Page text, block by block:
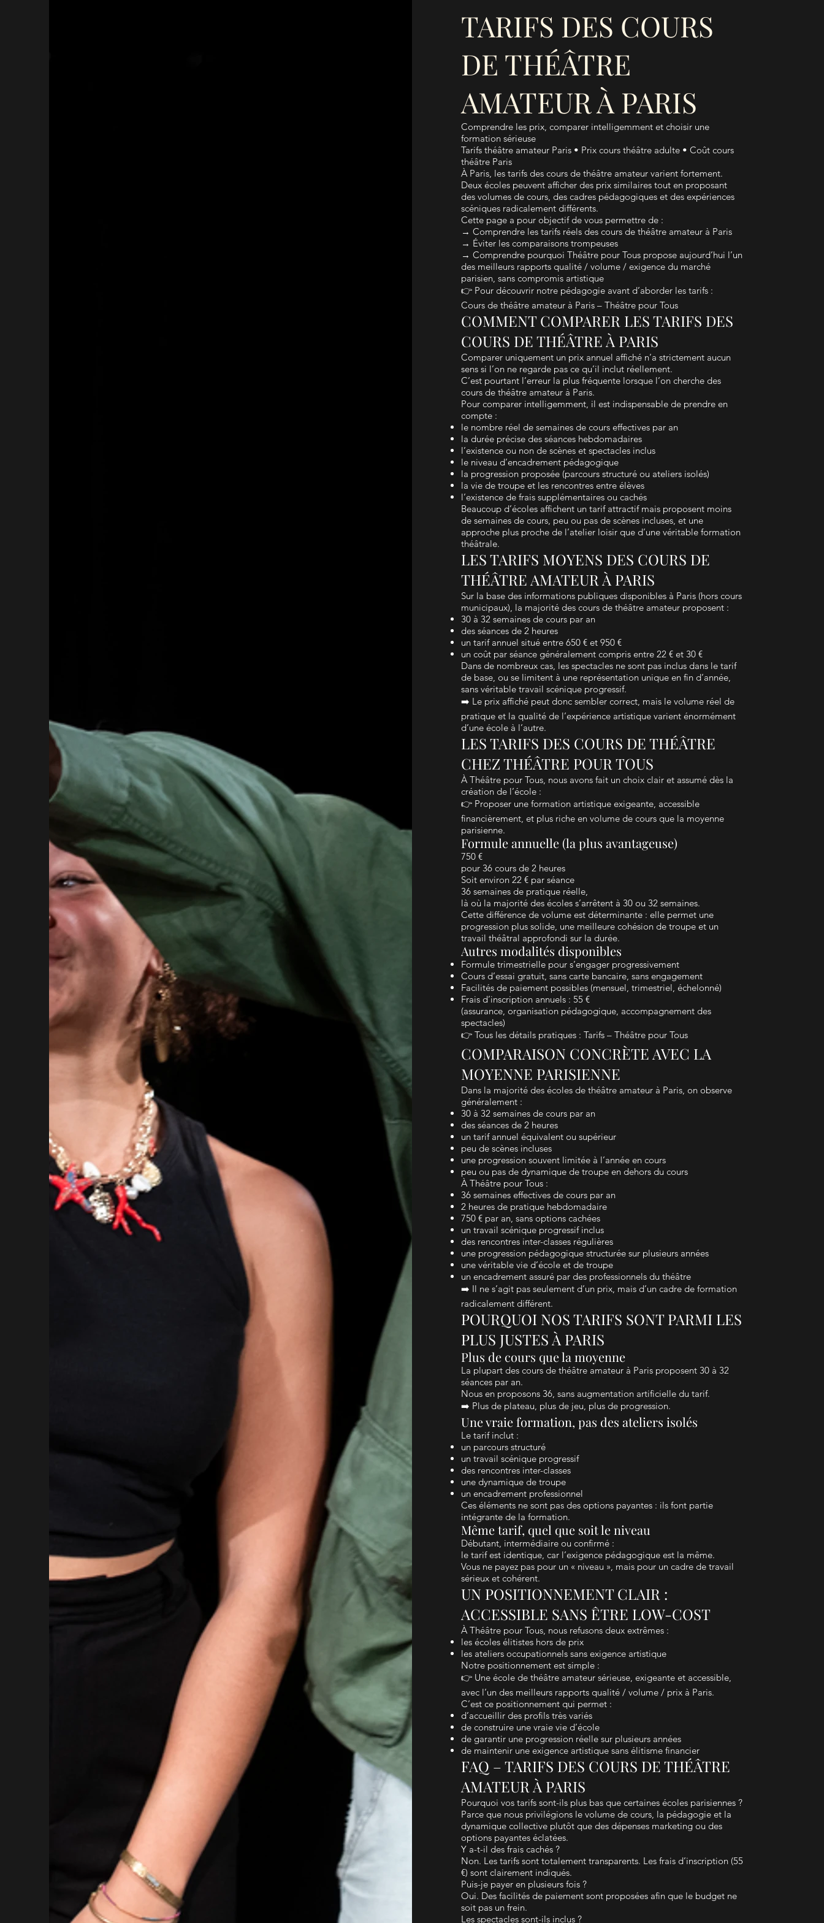
TARIFS DES COURS
DE THÉÂTRE
AMATEUR À PARIS
Comprendre les prix, comparer intelligemment et choisir une
formation sérieuse
Tarifs théâtre amateur Paris • Prix cours théâtre adulte • Coût cours
théâtre Paris
À Paris, les tarifs des cours de théâtre amateur varient fortement.
Deux écoles peuvent afficher des prix similaires tout en proposant
des volumes de cours, des cadres pédagogiques et des expériences
scéniques radicalement différents.
Cette page a pour objectif de vous permettre de :
→ Comprendre les tarifs réels des cours de théâtre amateur à Paris
→ Éviter les comparaisons trompeuses
→ Comprendre pourquoi Théâtre pour Tous propose aujourd’hui l’un
des meilleurs rapports qualité / volume / exigence du marché
parisien, sans compromis artistique
👉 Pour découvrir notre pédagogie avant d’aborder les tarifs :
Cours de théâtre amateur à Paris – Théâtre pour Tous
COMMENT COMPARER LES TARIFS DES
COURS DE THÉÂTRE À PARIS
Comparer uniquement un prix annuel affiché n’a strictement aucun
sens si l’on ne regarde pas ce qu’il inclut réellement.
C’est pourtant l’erreur la plus fréquente lorsque l’on cherche des
cours de théâtre amateur à Paris.
Pour comparer intelligemment, il est indispensable de prendre en
compte :
le nombre réel de semaines de cours effectives par an
la durée précise des séances hebdomadaires
l’existence ou non de scènes et spectacles inclus
le niveau d’encadrement pédagogique
la progression proposée (parcours structuré ou ateliers isolés)
la vie de troupe et les rencontres entre élèves
l’existence de frais supplémentaires ou cachés
Beaucoup d’écoles affichent un tarif attractif mais proposent moins
de semaines de cours, peu ou pas de scènes incluses, et une
approche plus proche de l’atelier loisir que d’une véritable formation
théâtrale.
LES TARIFS MOYENS DES COURS DE
THÉÂTRE AMATEUR À PARIS
Sur la base des informations publiques disponibles à Paris (hors cours
municipaux), la majorité des cours de théâtre amateur proposent :
30 à 32 semaines de cours par an
des séances de 2 heures
un tarif annuel situé entre 650 € et 950 €
un coût par séance généralement compris entre 22 € et 30 €
Dans de nombreux cas, les spectacles ne sont pas inclus dans le tarif
de base, ou se limitent à une représentation unique en fin d’année,
sans véritable travail scénique progressif.
➡️ Le prix affiché peut donc sembler correct, mais le volume réel de
pratique et la qualité de l’expérience artistique varient énormément
d’une école à l’autre.
LES TARIFS DES COURS DE THÉÂTRE
CHEZ THÉÂTRE POUR TOUS
À Théâtre pour Tous, nous avons fait un choix clair et assumé dès la
création de l’école :
👉 Proposer une formation artistique exigeante, accessible
financièrement, et plus riche en volume de cours que la moyenne
parisienne.
Formule annuelle (la plus avantageuse)
750 €
pour 36 cours de 2 heures
Soit environ 22 € par séance
36 semaines de pratique réelle,
là où la majorité des écoles s’arrêtent à 30 ou 32 semaines.
Cette différence de volume est déterminante : elle permet une
progression plus solide, une meilleure cohésion de troupe et un
travail théâtral approfondi sur la durée.
Autres modalités disponibles
Formule trimestrielle pour s’engager progressivement
Cours d’essai gratuit, sans carte bancaire, sans engagement
Facilités de paiement possibles (mensuel, trimestriel, échelonné)
Frais d’inscription annuels : 55 €
(assurance, organisation pédagogique, accompagnement des
spectacles)
👉 Tous les détails pratiques : Tarifs – Théâtre pour Tous
COMPARAISON CONCRÈTE AVEC LA
MOYENNE PARISIENNE
Dans la majorité des écoles de théâtre amateur à Paris, on observe
généralement :
30 à 32 semaines de cours par an
des séances de 2 heures
un tarif annuel équivalent ou supérieur
peu de scènes incluses
une progression souvent limitée à l’année en cours
peu ou pas de dynamique de troupe en dehors du cours
À Théâtre pour Tous :
36 semaines effectives de cours par an
2 heures de pratique hebdomadaire
750 € par an, sans options cachées
un travail scénique progressif inclus
des rencontres inter-classes régulières
une progression pédagogique structurée sur plusieurs années
une véritable vie d’école et de troupe
un encadrement assuré par des professionnels du théâtre
➡️ Il ne s’agit pas seulement d’un prix, mais d’un cadre de formation
radicalement différent.
POURQUOI NOS TARIFS SONT PARMI LES
PLUS JUSTES À PARIS
Plus de cours que la moyenne
La plupart des cours de théâtre amateur à Paris proposent 30 à 32
séances par an.
Nous en proposons 36, sans augmentation artificielle du tarif.
➡️ Plus de plateau, plus de jeu, plus de progression.
Une vraie formation, pas des ateliers isolés
Le tarif inclut :
un parcours structuré
un travail scénique progressif
des rencontres inter-classes
une dynamique de troupe
un encadrement professionnel
Ces éléments ne sont pas des options payantes : ils font partie
intégrante de la formation.
Même tarif, quel que soit le niveau
Débutant, intermédiaire ou confirmé :
le tarif est identique, car l’exigence pédagogique est la même.
Vous ne payez pas pour un « niveau », mais pour un cadre de travail
sérieux et cohérent.
UN POSITIONNEMENT CLAIR :
ACCESSIBLE SANS ÊTRE LOW-COST
À Théâtre pour Tous, nous refusons deux extrêmes :
les écoles élitistes hors de prix
les ateliers occupationnels sans exigence artistique
Notre positionnement est simple :
👉 Une école de théâtre amateur sérieuse, exigeante et accessible,
avec l’un des meilleurs rapports qualité / volume / prix à Paris.
C’est ce positionnement qui permet :
d’accueillir des profils très variés
de construire une vraie vie d’école
de garantir une progression réelle sur plusieurs années
de maintenir une exigence artistique sans élitisme financier
FAQ – TARIFS DES COURS DE THÉÂTRE
AMATEUR À PARIS
Pourquoi vos tarifs sont-ils plus bas que certaines écoles parisiennes ?
Parce que nous privilégions le volume de cours, la pédagogie et la
dynamique collective plutôt que des dépenses marketing ou des
options payantes éclatées.
Y a-t-il des frais cachés ?
Non. Les tarifs sont totalement transparents. Les frais d’inscription (55
€) sont clairement indiqués.
Puis-je payer en plusieurs fois ?
Oui. Des facilités de paiement sont proposées afin que le budget ne
soit pas un frein.
Les spectacles sont-ils inclus ?